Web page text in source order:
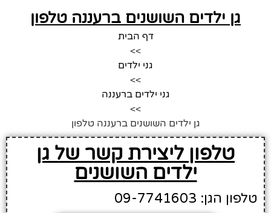
גן ילדים השושנים ברעננה טלפון
דף הבית
>>
גני ילדים
>>
גני ילדים ברעננה
>>
גן ילדים השושנים ברעננה טלפון
טלפון ליצירת קשר של גן
ילדים השושנים
טלפון הגן: 09-7741603